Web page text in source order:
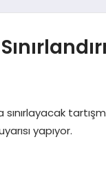
yapıyor.